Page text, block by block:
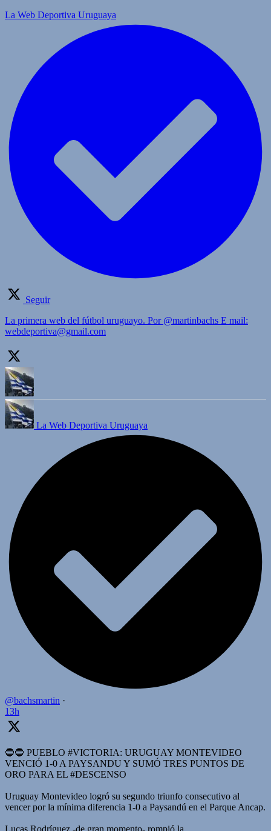
La Web Deportiva Uruguaya
Seguir
La primera web del fútbol uruguayo. Por @martinbachs E mail:
webdeportiva@gmail.com
La Web Deportiva Uruguaya
@bachsmartin ·
13h
🔵🔵 PUEBLO #VICTORIA: URUGUAY MONTEVIDEO
VENCIÓ 1-0 A PAYSANDU Y SUMÓ TRES PUNTOS DE
ORO PARA EL #DESCENSO
Uruguay Montevideo logró su segundo triunfo consecutivo al
vencer por la mínima diferencia 1-0 a Paysandú en el Parque Ancap.
Lucas Rodríguez -de gran momento- rompió la